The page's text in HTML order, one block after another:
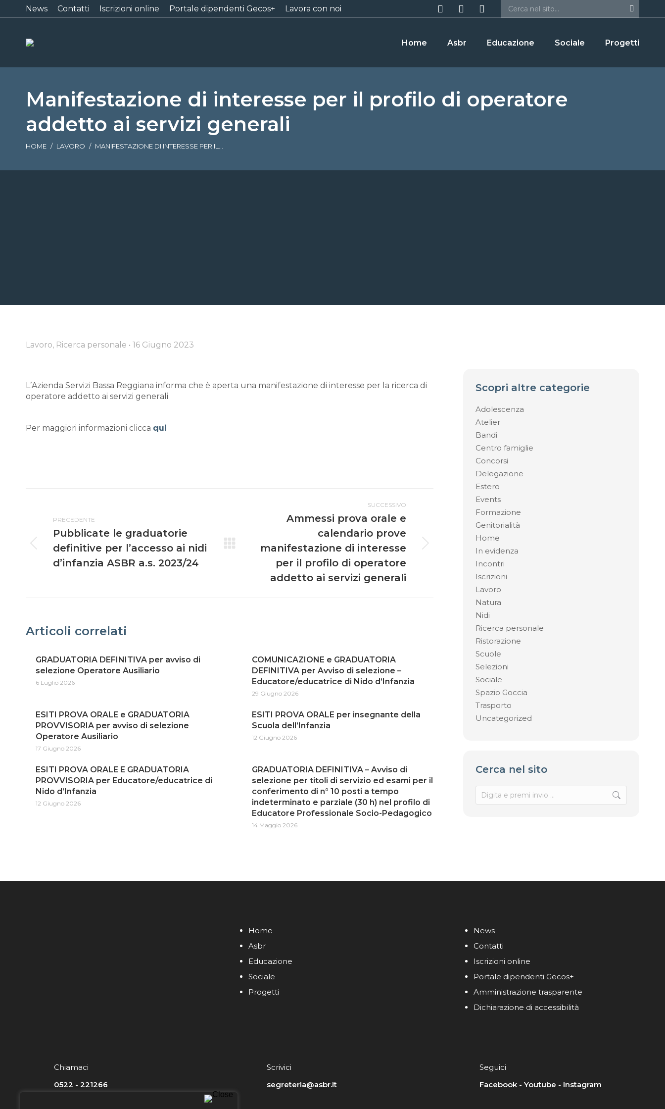
News Contatti Iscrizioni online Portale dipendenti Gecos+ Lavora con noi
Home Asbr Educazione Sociale Progetti
Manifestazione di interesse per il profilo di operatore
addetto ai servizi generali
Tu sei qui:
HOME LAVORO MANIFESTAZIONE DI INTERESSE PER IL…
Lavoro, Ricerca personale • 16 Giugno 2023
L’Azienda Servizi Bassa Reggiana informa che è aperta una manifestazione di interesse per la ricerca di
operatore addetto ai servizi generali
Per maggiori informazioni clicca qui
PRECEDENTE
Pubblicate le graduatorie
definitive per l’accesso ai nidi
d’infanzia ASBR a.s. 2023/24
SUCCESSIVO
Ammessi prova orale e
calendario prove
manifestazione di interesse
per il profilo di operatore
addetto ai servizi generali
Articoli correlati
GRADUATORIA DEFINITIVA per avviso di
selezione Operatore Ausiliario
6 Luglio 2026
COMUNICAZIONE e GRADUATORIA
DEFINITIVA per Avviso di selezione –
Educatore/educatrice di Nido d’Infanzia
29 Giugno 2026
ESITI PROVA ORALE e GRADUATORIA
PROVVISORIA per avviso di selezione
Operatore Ausiliario
17 Giugno 2026
ESITI PROVA ORALE per insegnante della
Scuola dell’Infanzia
12 Giugno 2026
ESITI PROVA ORALE E GRADUATORIA
PROVVISORIA per Educatore/educatrice di
Nido d’Infanzia
12 Giugno 2026
GRADUATORIA DEFINITIVA – Avviso di
selezione per titoli di servizio ed esami per il
conferimento di n° 10 posti a tempo
indeterminato e parziale (30 h) nel profilo di
Educatore Professionale Socio-Pedagogico
14 Maggio 2026
Scopri altre categorie
Adolescenza
Atelier
Bandi
Centro famiglie
Concorsi
Delegazione
Estero
Events
Formazione
Genitorialità
Home
In evidenza
Incontri
Iscrizioni
Lavoro
Natura
Nidi
Ricerca personale
Ristorazione
Scuole
Selezioni
Sociale
Spazio Goccia
Trasporto
Uncategorized
Cerca nel sito
Home
Asbr
Educazione
Sociale
Progetti
News
Contatti
Iscrizioni online
Portale dipendenti Gecos+
Amministrazione trasparente
Dichiarazione di accessibilità
Chiamaci
0522 - 221266
Scrivici
segreteria@asbr.it
Seguici
Facebook- Youtube - Instagram